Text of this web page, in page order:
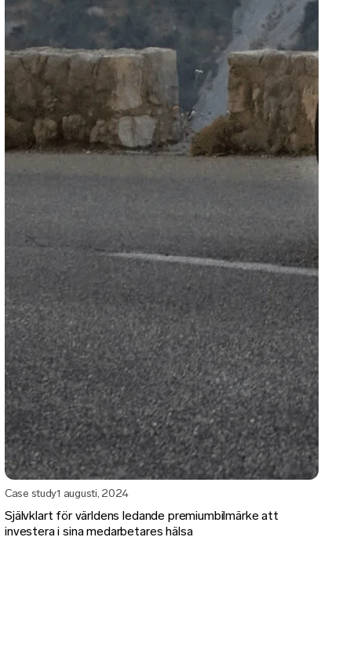
Case study1 augusti, 2024
Självklart för världens ledande premiumbilmärke att
investera i sina medarbetares hälsa